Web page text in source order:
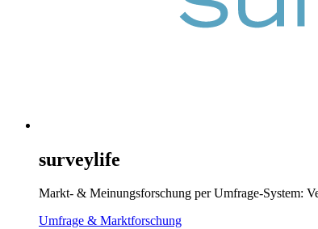
surveylife
Markt- & Meinungsforschung per Umfrage-System:
Umfrage & Marktforschung